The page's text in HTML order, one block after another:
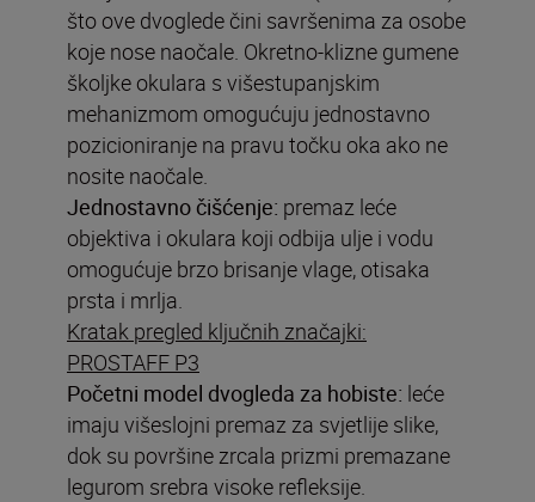
što ove dvoglede čini savršenima za osobe
koje nose naočale. Okretno-klizne gumene
školjke okulara s višestupanjskim
mehanizmom omogućuju jednostavno
pozicioniranje na pravu točku oka ako ne
nosite naočale.
Jednostavno čišćenje: premaz leće
objektiva i okulara koji odbija ulje i vodu
omogućuje brzo brisanje vlage, otisaka
prsta i mrlja.
Kratak pregled ključnih značajki:
PROSTAFF P3
Početni model dvogleda za hobiste: leće
imaju višeslojni premaz za svjetlije slike,
dok su površine zrcala prizmi premazane
legurom srebra visoke refleksije.